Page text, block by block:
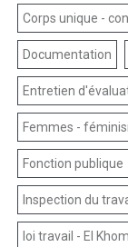
Corps unique -
Documentation
Entretien
Femmes -
Fonction publique
Inspection du
loi travail - El